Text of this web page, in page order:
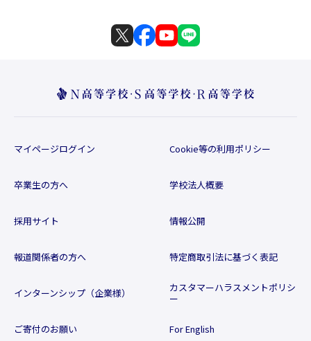
マイページログイン
卒業生の方へ
採用サイト
報道関係者の方へ
インターンシップ（企業様）
ご寄付のお願い
Cookie等の利用ポリシー
学校法人概要
情報公開
特定商取引法に基づく表記
カスタマーハラスメントポリシ
ー
For English